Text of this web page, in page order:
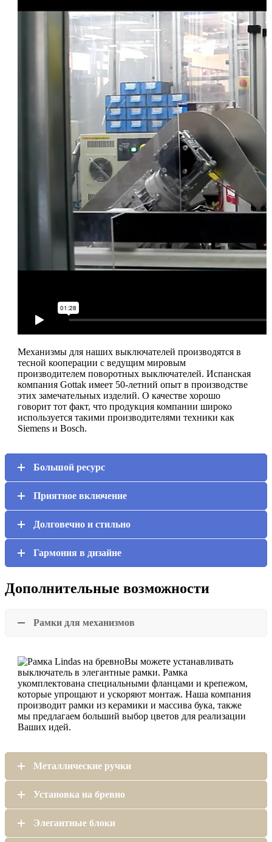
Механизмы для наших выключателей производятся в
тесной кооперации с ведущим мировым
производителем поворотных выключателей. Испанская
компания Gottak имеет 50-летний опыт в производстве
этих замечательных изделий. О качестве хорошо
говорит тот факт, что продукция компании широко
используется такими производителями техники как
Siemens и Bosch.
Большой ресурс
Приятное включение
Долговечно и стильно
Гармония в дизайне
Дополнительные возможности
Рамки для механизмов
Вы можете устанавливать
выключатель в элегантные рамки. Рамка
укомплектована специальными фланцами и крепежом,
которые упрощают и ускоряют монтаж. Наша компания
производит рамки из керамики и массива бука, также
мы предлагаем больший выбор цветов для реализации
Ваших идей.
Металлические ручки
Установка на бревно
Элегантные блоки